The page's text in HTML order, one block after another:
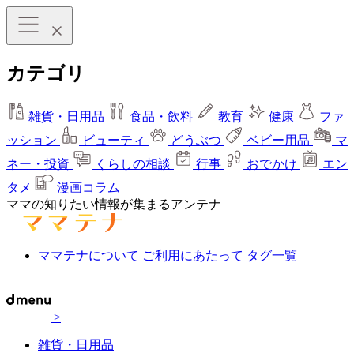
カテゴリ
雑貨・日用品 食品・飲料 教育 健康
ファ
ッション
ビューティ どうぶつ ベビー用品
マ
ネー・投資
くらしの相談 行事 おでかけ
エン
タメ
漫画コラム
ママの知りたい情報が集まるアンテナ
ママテナについて ご利用にあたって タグ一覧
>
雑貨・日用品